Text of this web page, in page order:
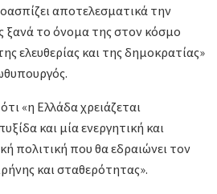
αποτελεσματικά την
ξανά το όνομα της στον κόσμο
ελευθερίας και της δημοκρατίας»
«η Ελλάδα χρειάζεται
και μία ενεργητική και
πολιτική που θα εδραιώνει τον
και σταθερότητας».